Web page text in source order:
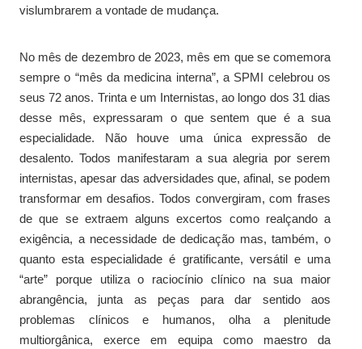
vislumbrarem a vontade de mudança.
No mês de dezembro de 2023, mês em que se comemora
sempre o “mês da medicina interna”, a SPMI celebrou os
seus 72 anos. Trinta e um Internistas, ao longo dos 31 dias
desse mês, expressaram o que sentem que é a sua
especialidade. Não houve uma única expressão de
desalento. Todos manifestaram a sua alegria por serem
internistas, apesar das adversidades que, afinal, se podem
transformar em desafios. Todos convergiram, com frases
de que se extraem alguns excertos como realçando a
exigência, a necessidade de dedicação mas, também, o
quanto esta especialidade é gratificante, versátil e uma
“arte” porque utiliza o raciocínio clínico na sua maior
abrangência, junta as peças para dar sentido aos
problemas clínicos e humanos, olha a plenitude
multiorgânica, exerce em equipa como maestro da